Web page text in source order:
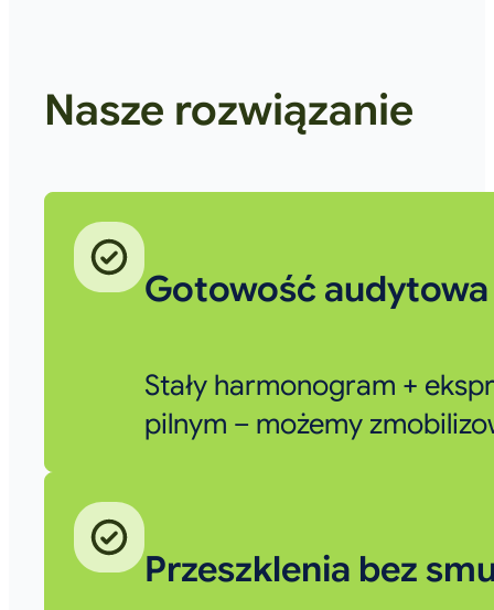
Nasze rozwiązanie
Gotowość audytowa
Stały harmonogram +
pilnym – możemy
Przeszklenia bez